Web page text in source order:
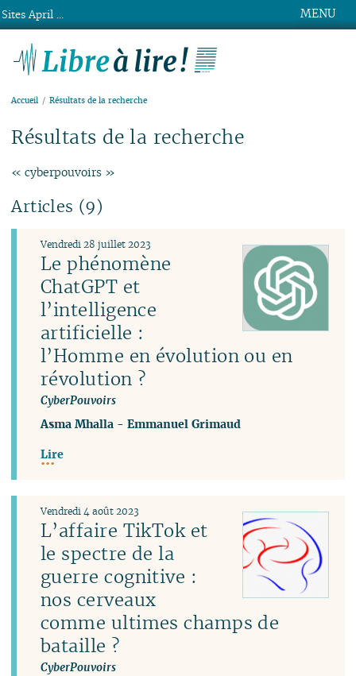
MENU
Accueil Résultats de la recherche
Résultats de la recherche
« cyberpouvoirs »
Articles (9)
Le phénomène
ChatGPT et
l’intelligence
artificielle :
l’Homme en évolution ou en
révolution ?
CyberPouvoirs
Vendredi 28 juillet 2023
Asma Mhalla -Emmanuel Grimaud
Lire
L’affaire TikTok et
le spectre de la
guerre cognitive :
nos cerveaux
comme ultimes champs de
bataille ?
CyberPouvoirs
Vendredi 4 août 2023
Sites April ...